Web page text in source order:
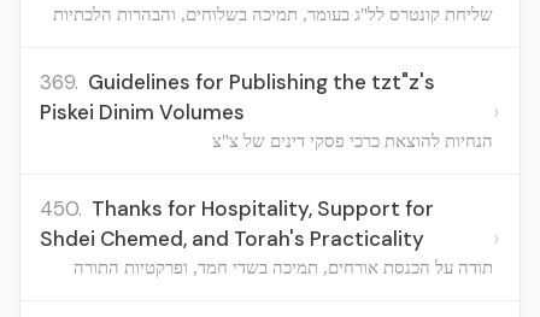
שליחת קונטרס לל"ג בעומר, תמיכה בשלוחים, והבהרות הלכתיות
369. Guidelines for Publishing the tzt"z's
Piskei Dinim Volumes
הנחיות להוצאת כרכי פסקי דינים של צ"צ
›
450. Thanks for Hospitality, Support for
Shdei Chemed, and Torah's Practicality
תודה על הכנסת אורחים, תמיכה בשדי חמד, ופרקטיות התורה
›